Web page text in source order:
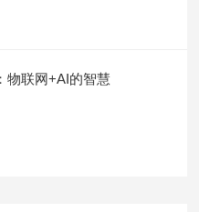
物联网+AI的智慧